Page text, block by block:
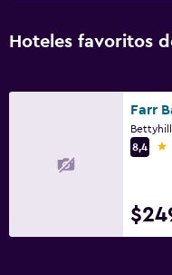
Hoteles favoritos
Farr
8,4
1